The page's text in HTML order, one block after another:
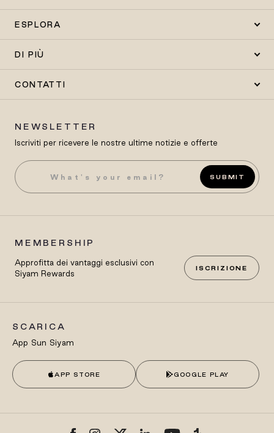
ESPLORA
DI PIÙ
CONTATTI
NEWSLETTER
Iscriviti per ricevere le nostre ultime notizie e offerte
SUBMIT
MEMBERSHIP
Approfitta dei vantaggi esclusivi con
Siyam Rewards
ISCRIZIONE
SCARICA
App Sun Siyam
APP STORE GOOGLE PLAY